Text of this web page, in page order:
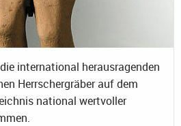
international herausragenden
Herrschergräber auf dem
national wertvoller